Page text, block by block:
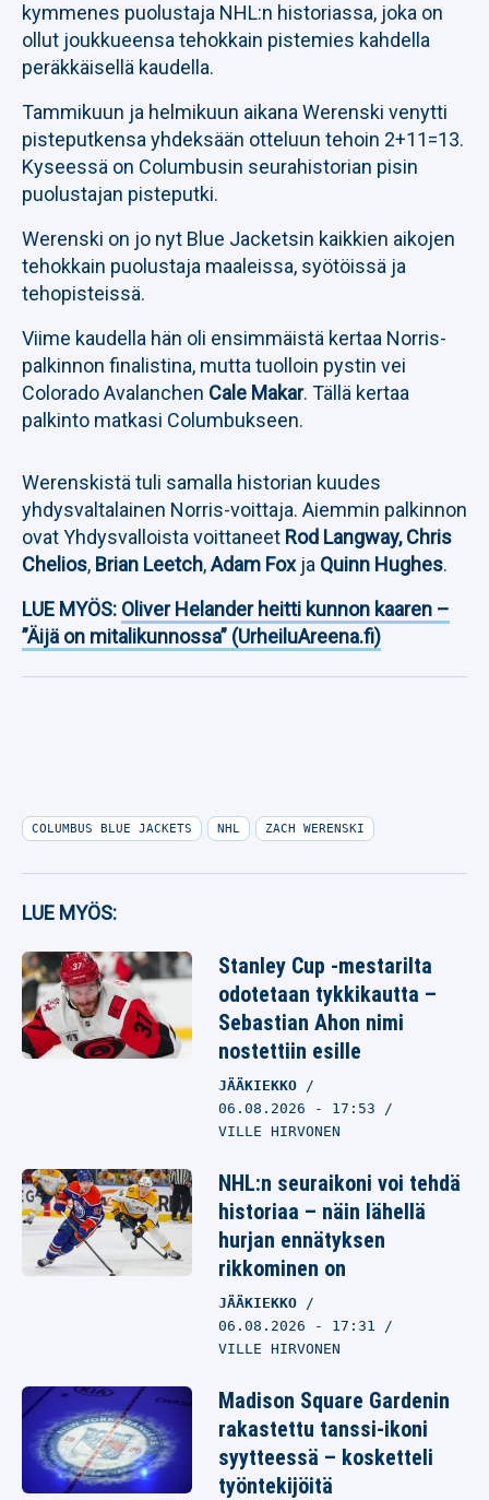
kymmenes puolustaja NHL:n historiassa, joka on
ollut joukkueensa tehokkain pistemies kahdella
peräkkäisellä kaudella.
Tammikuun ja helmikuun aikana Werenski venytti
pisteputkensa yhdeksään otteluun tehoin 2+11=13.
Kyseessä on Columbusin seurahistorian pisin
puolustajan pisteputki.
Werenski on jo nyt Blue Jacketsin kaikkien aikojen
tehokkain puolustaja maaleissa, syötöissä ja
tehopisteissä.
Viime kaudella hän oli ensimmäistä kertaa Norris-
palkinnon finalistina, mutta tuolloin pystin vei
Colorado Avalanchen Cale Makar. Tällä kertaa
palkinto matkasi Columbukseen.
Werenskistä tuli samalla historian kuudes
yhdysvaltalainen Norris-voittaja. Aiemmin palkinnon
ovat Yhdysvalloista voittaneet Rod Langway, Chris
Chelios, Brian Leetch,Adam Foxja Quinn Hughes.
LUE MYÖS: Oliver Helander heitti kunnon kaaren –
”Äijä on mitalikunnossa” (UrheiluAreena.fi)
COLUMBUS BLUE JACKETS NHL ZACH WERENSKI
LUE MYÖS:
Stanley Cup -mestarilta
odotetaan tykkikautta –
Sebastian Ahon nimi
nostettiin esille
JÄÄKIEKKO
06.08.2026 - 17:53
VILLE HIRVONEN
NHL:n seuraikoni voi tehdä
historiaa – näin lähellä
hurjan ennätyksen
rikkominen on
JÄÄKIEKKO
06.08.2026 - 17:31
VILLE HIRVONEN
Madison Square Gardenin
rakastettu tanssi-ikoni
syytteessä – kosketteli
työntekijöitä